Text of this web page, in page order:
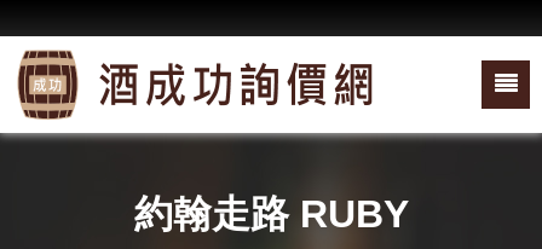
約翰走路 RUBY